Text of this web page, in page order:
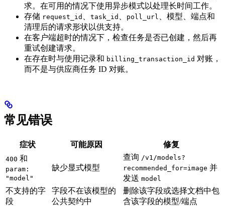
求。在可用的情况下使用异步模式以处理长时间工作。
存储 request_id task_id poll_url
、模型、端点和
清理后的请求形状以供支持。
在客户端超时的情况下，检查任务是否已创建，然后再
重试创建请求。
在存在时与使用记录和 billing_transaction_id 对账，
而不是与供应商任务 ID 对账。
常见错误
症状 可能原因 修复
400 和
param:
"model"
缺少显式模型
查询 /v1/models?
recommended_for=image 并
发送 model
不支持的字
段
字段不在该模型的
公共契约中
删除该字段或选择文档中包
含该字段的模型/端点